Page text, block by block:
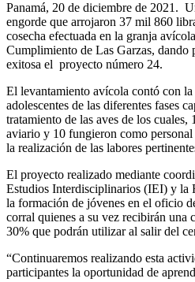
Panamá, 20 de diciembre de 2021.
engorde que arrojaron 37 mil 860
cosecha efectuada en la granja
Cumplimiento de Las Garzas, dando
exitosa el proyecto número 24.
El levantamiento avícola contó con
adolescentes de las diferentes fases
tratamiento de las aves de los
aviario y 10 fungieron como
la realización de las labores
El proyecto realizado mediante
Estudios Interdisciplinarios (IEI) y la
la formación de jóvenes en el oficio
corral quienes a su vez recibirán una
30% que podrán utilizar al salir del
“Continuaremos realizando esta
participantes la oportunidad de